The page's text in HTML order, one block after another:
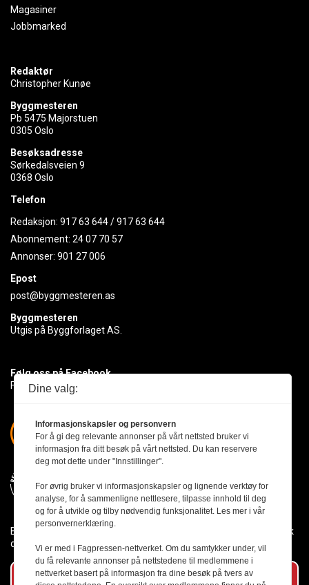
Magasiner
Jobbmarked
Redaktør
Christopher Kunøe
Byggmesteren
Pb 5475 Majorstuen
0305 Oslo
Besøksadresse
Sørkedalsveien 9
0368 Oslo
Telefon
Redaksjon: 917 63 644/917 63 644
Abonnement: 24 07 70 57
Annonser: 901 27 006
Epost
post@byggmesteren.as
Byggmesteren
Utgis på Byggforlaget AS.
Følg oss på Facebook
Få med deg det siste innen byggebransjen
Byggmesteren følger Vær Varsom-plakaten og presseetikken slik
den er nedfelt i Redaktørplakaten.
Abonner på vårt nyhetsbrev
Dine valg:
Informasjonskapsler og personvern
For å gi deg relevante annonser på vårt nettsted bruker vi
informasjon fra ditt besøk på vårt nettsted. Du kan reservere
deg mot dette under "Innstillinger".
For øvrig bruker vi informasjonskapsler og lignende verktøy for
analyse, for å sammenligne nettlesere, tilpasse innhold til deg
og for å utvikle og tilby nødvendig funksjonalitet. Les mer i vår
personvernerklæring.
Vi er med i Fagpressen-nettverket. Om du samtykker under, vil
du få relevante annonser på nettstedene til medlemmene i
nettverket basert på informasjon fra dine besøk på tvers av